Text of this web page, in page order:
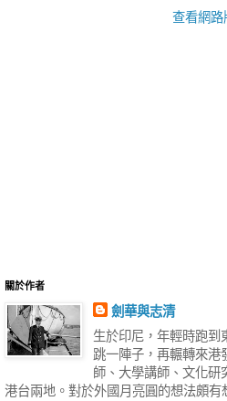
查看網路
關於作者
劍華與志清
生於印尼，年輕時跑到
跳一陣子，再輾轉來港
師、大學講師、文化研
港台兩地。對於外國月亮圓的想法頗